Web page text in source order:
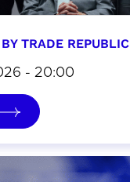
TRADE REPUBLIC
- 20:00